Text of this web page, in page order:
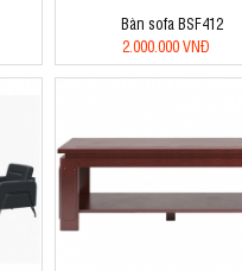
Bàn sofa BSF412
2.000.000 VNĐ